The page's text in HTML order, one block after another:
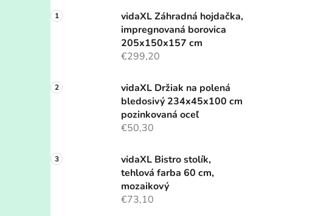
vidaXL Záhradná hojdačka,
impregnovaná borovica
205x150x157 cm
€299,20
vidaXL Držiak na polená
bledosivý 234x45x100 cm
pozinkovaná oceľ
€50,30
vidaXL Bistro stolík,
tehlová farba 60 cm,
mozaikový
€73,10